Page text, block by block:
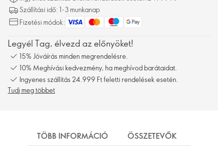
Szállítási idő: 1-3 munkanap
Fizetési módok:
Legyél Tag, élvezd az előnyöket!
15% Jóváírás minden megrendelésre.
10% Meghívási kedvezmény, ha meghívod barátaidat.
Ingyenes szállítás 24.999 Ft feletti rendelések esetén.
Tudj meg többet
TÖBB INFORMÁCIÓ ÖSSZETEVŐK